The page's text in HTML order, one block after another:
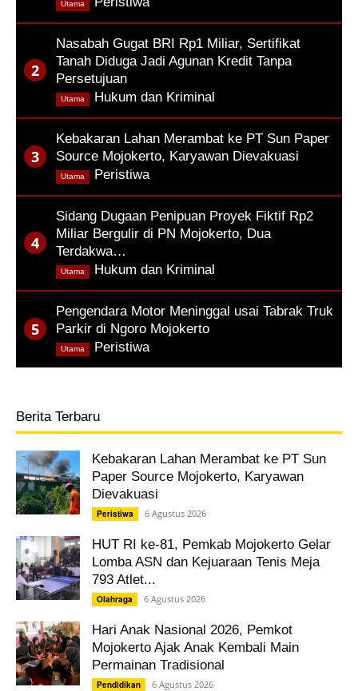
Utama
Nasabah Gugat BRI Rp1 Miliar, Sertifikat
Tanah Diduga Jadi Agunan Kredit Tanpa
Persetujuan
Hukum dan Kriminal
Utama
Kebakaran Lahan Merambat ke PT Sun Paper
Source Mojokerto, Karyawan Dievakuasi
Peristiwa
Utama
Sidang Dugaan Penipuan Proyek Fiktif Rp2
Miliar Bergulir di PN Mojokerto, Dua
Terdakwa…
Hukum dan Kriminal
Utama
Pengendara Motor Meninggal usai Tabrak Truk
Parkir di Ngoro Mojokerto
Peristiwa
Utama
Berita Terbaru
Kebakaran Lahan Merambat ke PT Sun
Paper Source Mojokerto, Karyawan
Dievakuasi
Peristiwa 6 Agustus 2026
HUT RI ke-81, Pemkab Mojokerto Gelar
Lomba ASN dan Kejuaraan Tenis Meja
793 Atlet...
Olahraga 6 Agustus 2026
Hari Anak Nasional 2026, Pemkot
Mojokerto Ajak Anak Kembali Main
Permainan Tradisional
Pendidikan 6 Agustus 2026